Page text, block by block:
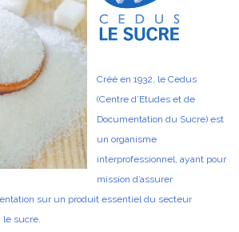
Créé en 1932, le Cedus
(Centre d’Etudes et de
Documentation du Sucre) est
un organisme
interprofessionnel, ayant pour
mission d’assurer
sur un produit essentiel du secteur
le sucre.